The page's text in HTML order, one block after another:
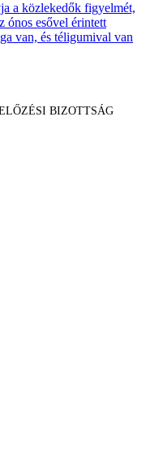
a közlekedők figyelmét,
ónos esővel érintett
van, és téligumival van
BIZOTTSÁG